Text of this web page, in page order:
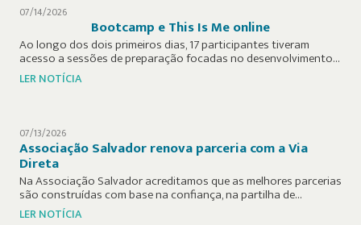
07/14/2026
Bootcamp e This Is Me online
Ao longo dos dois primeiros dias, 17 participantes tiveram
acesso a sessões de preparação focadas no desenvolvimento…
LER NOTÍCIA
07/13/2026
Associação Salvador renova parceria com a Via
Direta
Na Associação Salvador acreditamos que as melhores parcerias
são construídas com base na confiança, na partilha de…
LER NOTÍCIA